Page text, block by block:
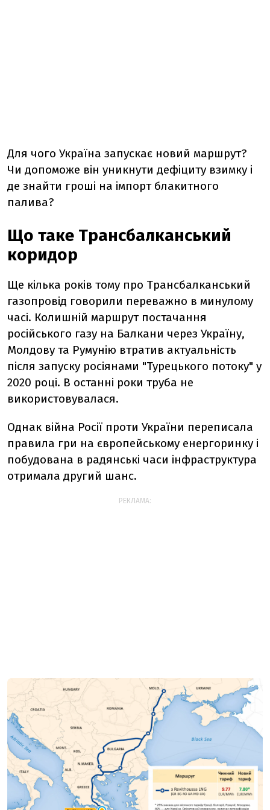
Для чого Україна запускає новий маршрут?
Чи допоможе він уникнути дефіциту взимку і
де знайти гроші на імпорт блакитного
палива?
Що таке Трансбалканський
коридор
Ще кілька років тому про Трансбалканський
газопровід говорили переважно в минулому
часі. Колишній маршрут постачання
російського газу на Балкани через Україну,
Молдову та Румунію втратив актуальність
після запуску росіянами "Турецького потоку" у
2020 році. В останні роки труба не
використовувалася.
Однак війна Росії проти України переписала
правила гри на європейському енергоринку і
побудована в радянські часи інфраструктура
отримала другий шанс.
РЕКЛАМА: